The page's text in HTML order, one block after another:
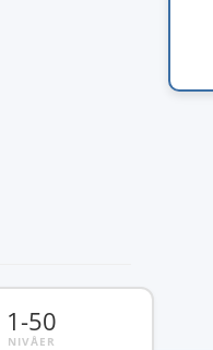
1-50
NIVÅER